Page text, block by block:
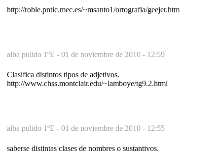
http://roble.pntic.mec.es/~msanto1/ortografia/geejer.htm
alba pulido 1ºE - 01 de noviembre de 2010 - 12:59
Clasifica distintos tipos de adjetivos.
http://www.chss.montclair.edu/~lamboye/tg9.2.html
alba pulido 1ºE - 01 de noviembre de 2010 - 12:55
saberse distintas clases de nombres o sustantivos.